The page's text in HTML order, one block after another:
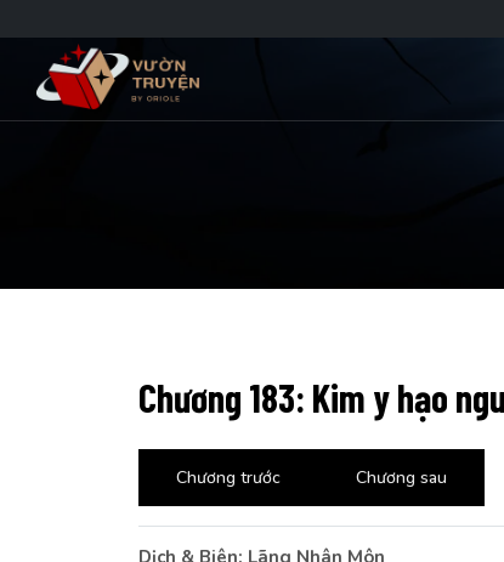
Chương 183: Kim y hạo
Chương trước Chương sau
Dịch & Biên: Lãng Nhân Môn